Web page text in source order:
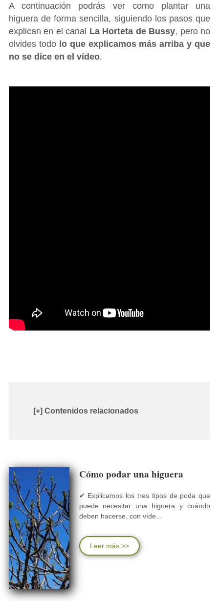
A continuación podrás ver como plantar una
higuera de forma sencilla, siguiendo los pasos que
explican en el canal La Horteta de Bussy, pero no
olvides todo lo que explicamos más arriba y que
no se dice en el vídeo.
[+] Contenidos relacionados
Cómo podar una higuera
✔ Explicamos los tres tipos de poda que
puede necesitar una higuera y cuándo
deben hacerse, con víde...
Leer más >>